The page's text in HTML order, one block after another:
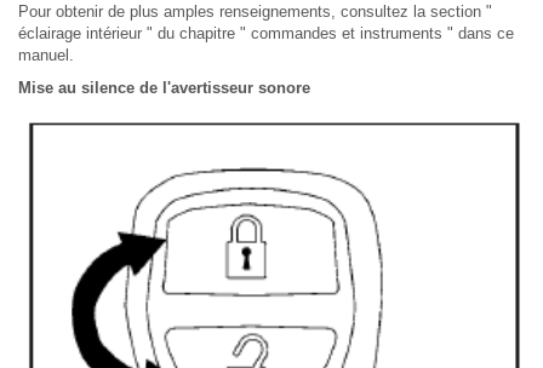
Pour obtenir de plus amples renseignements, consultez la section "
éclairage intérieur " du chapitre " commandes et instruments " dans ce
manuel.
Mise au silence de l'avertisseur sonore